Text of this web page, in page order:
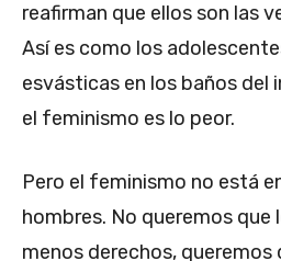
reafirman que ellos son las
Así es como los
esvásticas en los baños
el feminismo es lo peor.
Pero el feminismo no está
hombres. No queremos que
menos derechos, queremos